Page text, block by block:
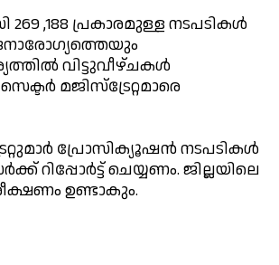
,188 പ്രകാരമുള്ള നടപടികള്‍
വിട്ടുവീഴ്ചകള്‍
മജിസ്ട്രേറ്റമാരെ
പ്രോസിക്യൂഷന്‍ നടപടികള്‍
റിപ്പോര്‍ട്ട് ചെയ്യണം. ജില്ലയിലെ
ഉണ്ടാകും.